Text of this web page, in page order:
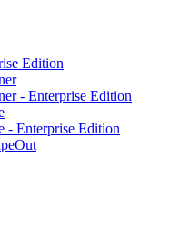
Edition
- Enterprise Edition
- Enterprise Edition